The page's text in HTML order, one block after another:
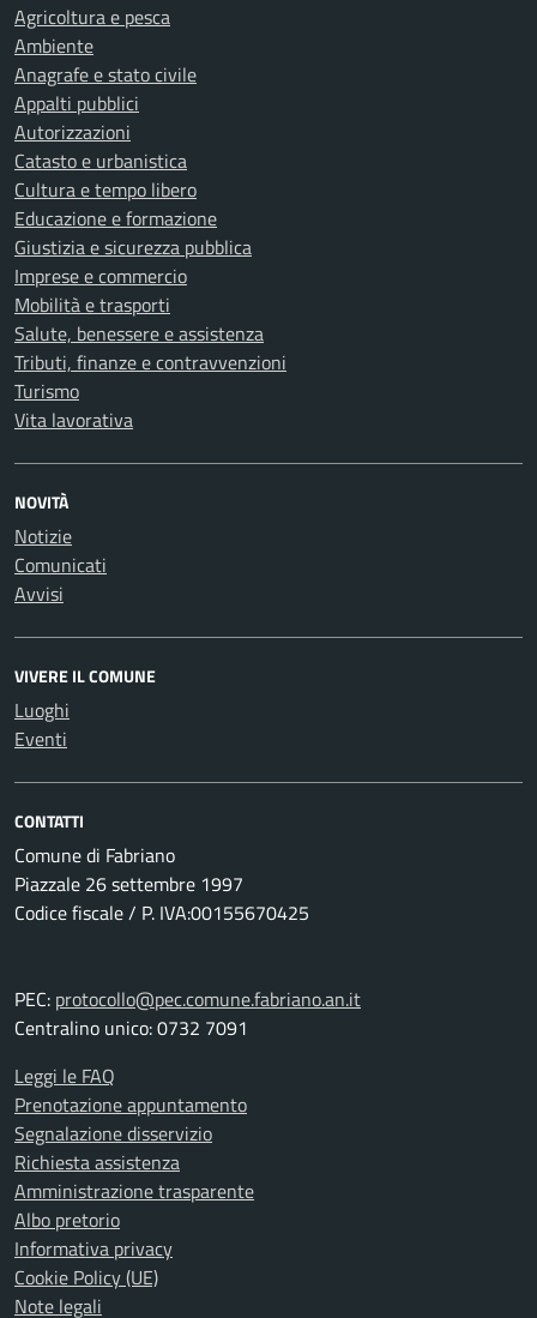
Agricoltura e pesca
Ambiente
Anagrafe e stato civile
Appalti pubblici
Autorizzazioni
Catasto e urbanistica
Cultura e tempo libero
Educazione e formazione
Giustizia e sicurezza pubblica
Imprese e commercio
Mobilità e trasporti
Salute, benessere e assistenza
Tributi, finanze e contravvenzioni
Turismo
Vita lavorativa
NOVITÀ
Notizie
Comunicati
Avvisi
VIVERE IL COMUNE
Luoghi
Eventi
CONTATTI
Comune di Fabriano
Piazzale 26 settembre 1997
Codice fiscale / P. IVA:00155670425
PEC: protocollo@pec.comune.fabriano.an.it
Centralino unico: 0732 7091
Leggi le FAQ
Prenotazione appuntamento
Segnalazione disservizio
Richiesta assistenza
Amministrazione trasparente
Albo pretorio
Informativa privacy
Cookie Policy (UE)
Note legali